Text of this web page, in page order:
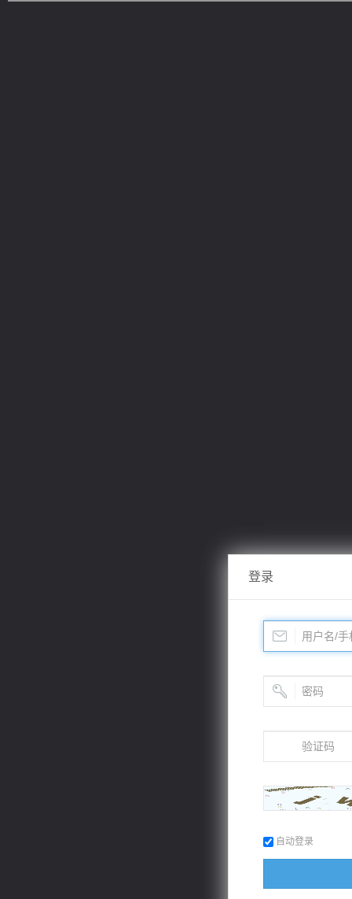
登录
自动登录